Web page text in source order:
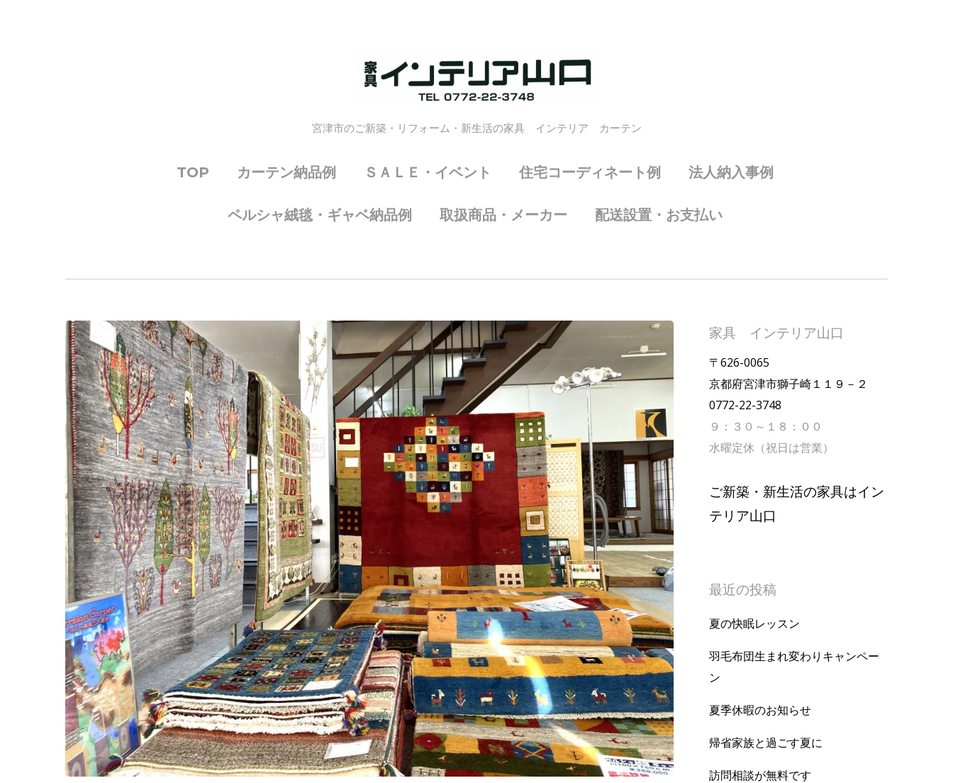
宮津市のご新築・リフォーム・新生活の家具 インテリア カーテン
TOP カーテン納品例 ＳＡＬＥ・イベント 住宅コーディネート例 法人納入事例
ペルシャ絨毯・ギャベ納品例 取扱商品・メーカー 配送設置・お支払い
家具 インテリア山口
〒626-0065
京都府宮津市獅子崎１１９－２
0772-22-3748
９：３０～１８：００
水曜定休（祝日は営業）
ご新築・新生活の家具はイン
テリア山口
最近の投稿
夏の快眠レッスン
羽毛布団生まれ変わりキャンペー
ン
夏季休暇のお知らせ
帰省家族と過ごす夏に
訪問相談が無料です